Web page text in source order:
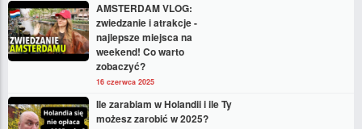
AMSTERDAM VLOG:
zwiedzanie i atrakcje -
najlepsze miejsca na
weekend! Co warto
zobaczyć?
16 czerwca 2025
Ile zarabiam w Holandii i ile Ty
możesz zarobić w 2025?